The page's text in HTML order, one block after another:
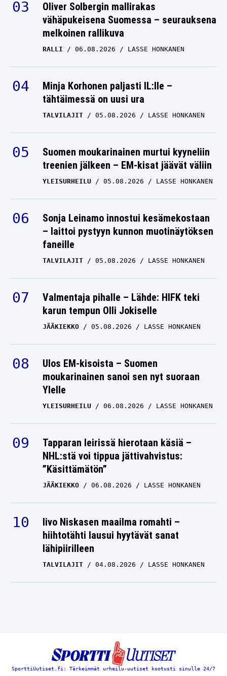
Oliver Solbergin mallirakas
vähäpukeisena Suomessa – seurauksena
melkoinen rallikuva
RALLI 06.08.2026 LASSE HONKANEN
Minja Korhonen paljasti IL:lle –
tähtäimessä on uusi ura
TALVILAJIT 05.08.2026 LASSE HONKANEN
Suomen moukarinainen murtui kyyneliin
treenien jälkeen – EM-kisat jäävät väliin
YLEISURHEILU 05.08.2026 LASSE HONKANEN
Sonja Leinamo innostui kesämekostaan
– laittoi pystyyn kunnon muotinäytöksen
faneille
TALVILAJIT 05.08.2026 LASSE HONKANEN
Valmentaja pihalle – Lähde: HIFK teki
karun tempun Olli Jokiselle
JÄÄKIEKKO 05.08.2026 LASSE HONKANEN
Ulos EM-kisoista – Suomen
moukarinainen sanoi sen nyt suoraan
Ylelle
YLEISURHEILU 06.08.2026 LASSE HONKANEN
Tapparan leirissä hierotaan käsiä –
NHL:stä voi tippua jättivahvistus:
”Käsittämätön”
JÄÄKIEKKO 06.08.2026 LASSE HONKANEN
Iivo Niskasen maailma romahti –
hiihtotähti lausui hyytävät sanat
lähipiirilleen
TALVILAJIT 04.08.2026 LASSE HONKANEN
SporttiUutiset.fi: Tärkeimmät urheilu-uutiset kootusti sinulle 24/7